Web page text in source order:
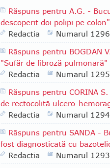
Răspuns pentru A.G. -
descoperit doi polipi pe colon"
Redactia
Numarul 1296
Răspuns pentru BOGDAN
"Sufăr de fibroză pulmonară"
Redactia
Numarul 1295
Răspuns pentru CORINA
de rectocolită ulcero-
Redactia
Numarul 1294
Răspuns pentru SANDA -
fost diagnosticată cu
Redactia
Numarul 1293